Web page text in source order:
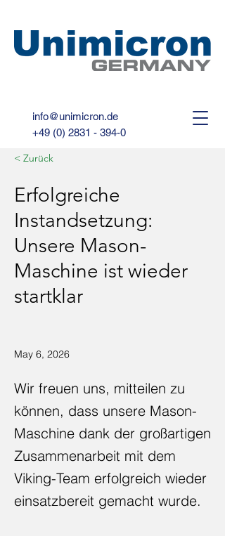
+49 (0) 2831 - 394-0
info@unimicron.de
< Zurück
Erfolgreiche
Instandsetzung:
Unsere Mason-
Maschine ist wieder
startklar
May 6, 2026
Wir freuen uns, mitteilen zu
können, dass unsere Mason-
Maschine dank der großartigen
Zusammenarbeit mit dem
Viking-Team erfolgreich wieder
einsatzbereit gemacht wurde.